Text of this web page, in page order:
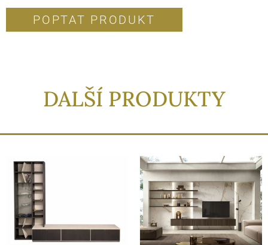
POPTAT PRODUKT
DALŠÍ PRODUKTY